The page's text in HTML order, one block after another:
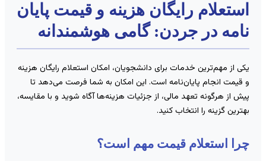
رایگان هزینه و قیمت پایان
در جردن: گامی هوشمندانه
از مهم‌ترین خدمات برای دانشجویان، امکان استعلام رایگان هزینه
قیمت انجام پایان‌نامه است. این امکان به شما فرصت می‌دهد تا
از هرگونه تعهد مالی، از جزئیات هزینه‌ها آگاه شوید و با مقایسه،
گزینه را انتخاب کنید.
استعلام قیمت مهم است؟